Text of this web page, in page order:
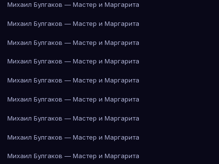
Михаил Булгаков — Мастер и Маргарита
Михаил Булгаков — Мастер и Маргарита
Михаил Булгаков — Мастер и Маргарита
Михаил Булгаков — Мастер и Маргарита
Михаил Булгаков — Мастер и Маргарита
Михаил Булгаков — Мастер и Маргарита
Михаил Булгаков — Мастер и Маргарита
Михаил Булгаков — Мастер и Маргарита
Михаил Булгаков — Мастер и Маргарита